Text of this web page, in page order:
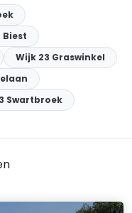
Biest
Wijk 23 Graswinkel
Swartbroek